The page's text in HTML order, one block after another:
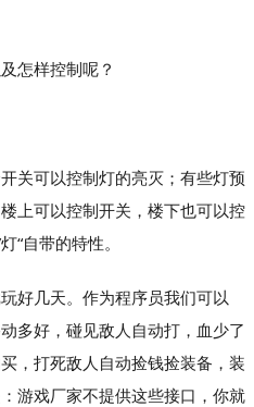
怎样控制呢？
关可以控制灯的亮灭；有些灯预
上可以控制开关，楼下也可以控
“自带的特性。
好几天。作为程序员我们可以
多好，碰见敌人自动打，血少了
，打死敌人自动捡钱捡装备，装
游戏厂家不提供这些接口，你就